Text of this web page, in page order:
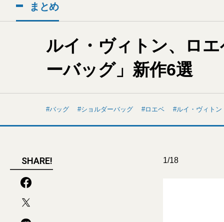
まとめ
ルイ・ヴィトン、ロ
ーバッグ」新作6選
バッグ ショルダーバッグ ロエベ ルイ・ヴィトン
SHARE! 1/18